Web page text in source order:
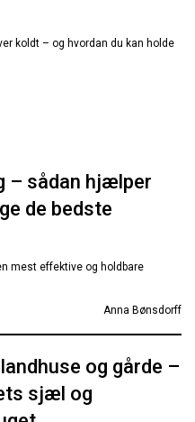
koldt – og hvordan du kan holde
– sådan hjælper
de bedste
mest effektive og holdbare
Anna Bønsdorff
og gårde –
sjæl og